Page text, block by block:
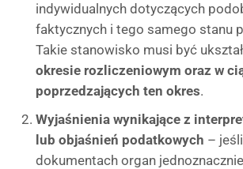
indywidualnych dotyczących
faktycznych i tego samego stanu
Takie stanowisko musi być
okresie rozliczeniowym oraz w
poprzedzających ten okres.
Wyjaśnienia wynikające z
lub objaśnień podatkowych –
dokumentach organ